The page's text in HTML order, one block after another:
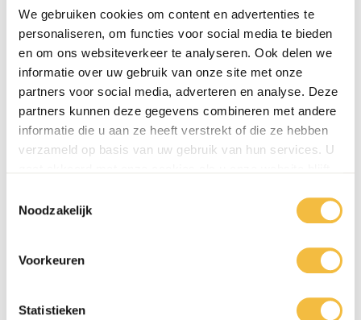
We gebruiken cookies om content en advertenties te
personaliseren, om functies voor social media te bieden
en om ons websiteverkeer te analyseren. Ook delen we
informatie over uw gebruik van onze site met onze
partners voor social media, adverteren en analyse. Deze
partners kunnen deze gegevens combineren met andere
informatie die u aan ze heeft verstrekt of die ze hebben
verzameld op basis van uw gebruik van hun services. U
Noodzakelijk
Voorkeuren
Statistieken
0416 - 39 12 30
WhatsApp